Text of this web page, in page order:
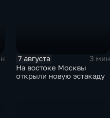
7 августа
3 мин
На востоке Москвы
открыли новую эстакаду